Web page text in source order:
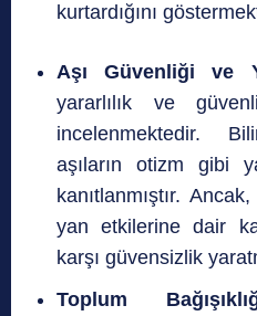
kurtardığını
Aşı Güvenliği ve
yararlılık ve
incelenmektedir.
aşıların otizm gibi
kanıtlanmıştır.
yan etkilerine dair
karşı güvensizlik
Toplum